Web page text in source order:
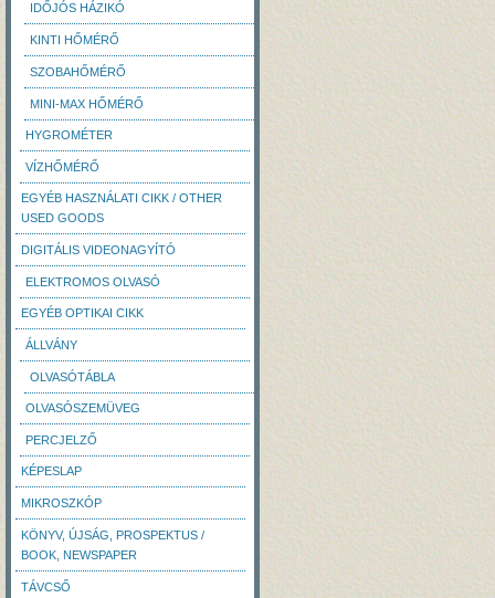
IDŐJÓS HÁZIKÓ
KINTI HŐMÉRŐ
SZOBAHŐMÉRŐ
MINI-MAX HŐMÉRŐ
HYGROMÉTER
VÍZHŐMÉRŐ
EGYÉB HASZNÁLATI CIKK / OTHER
USED GOODS
DIGITÁLIS VIDEONAGYÍTÓ
ELEKTROMOS OLVASÓ
EGYÉB OPTIKAI CIKK
ÁLLVÁNY
OLVASÓTÁBLA
OLVASÓSZEMÜVEG
PERCJELZŐ
KÉPESLAP
MIKROSZKÓP
KÖNYV, ÚJSÁG, PROSPEKTUS /
BOOK, NEWSPAPER
TÁVCSŐ